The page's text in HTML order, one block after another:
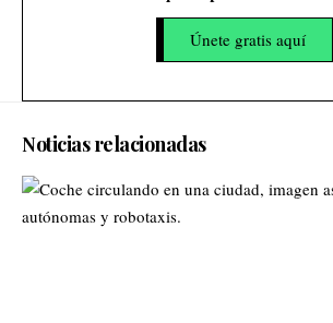
Únete gratis aquí
Noticias relacionadas